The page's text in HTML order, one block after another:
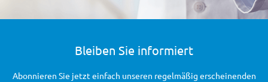
Bleiben Sie informiert
Abonnieren Sie jetzt einfach unseren regelmäßig erscheinenden